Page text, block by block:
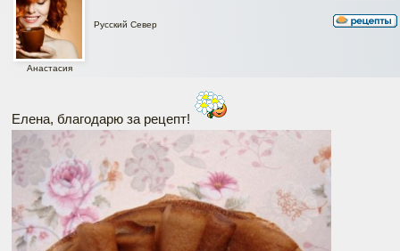
Анастасия
Русский Север
Елена, благодарю за рецепт!